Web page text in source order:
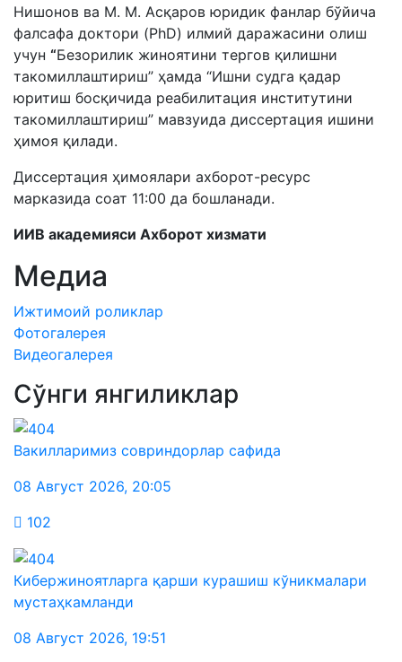
Нишонов ва М. М. Асқаров юридик фанлар бўйича
фалсафа доктори (PhD) илмий даражасини олиш
учун “Безорилик жиноятини тергов қилишни
такомиллаштириш” ҳамда “Ишни судга қадар
юритиш босқичида реабилитация институтини
такомиллаштириш” мавзуида диссертация ишини
ҳимоя қилади.
Диссертация ҳимоялари ахборот-ресурс
марказида соат 11:00 да бошланади.
ИИВ академияси Ахборот хизмати
Медиа
Ижтимоий роликлар
Фотогалерея
Видеогалерея
Сўнги янгиликлар
Вакилларимиз совриндорлар сафида
08 Август 2026, 20:05
102
Кибержиноятларга қарши курашиш кўникмалари
мустаҳкамланди
08 Август 2026, 19:51